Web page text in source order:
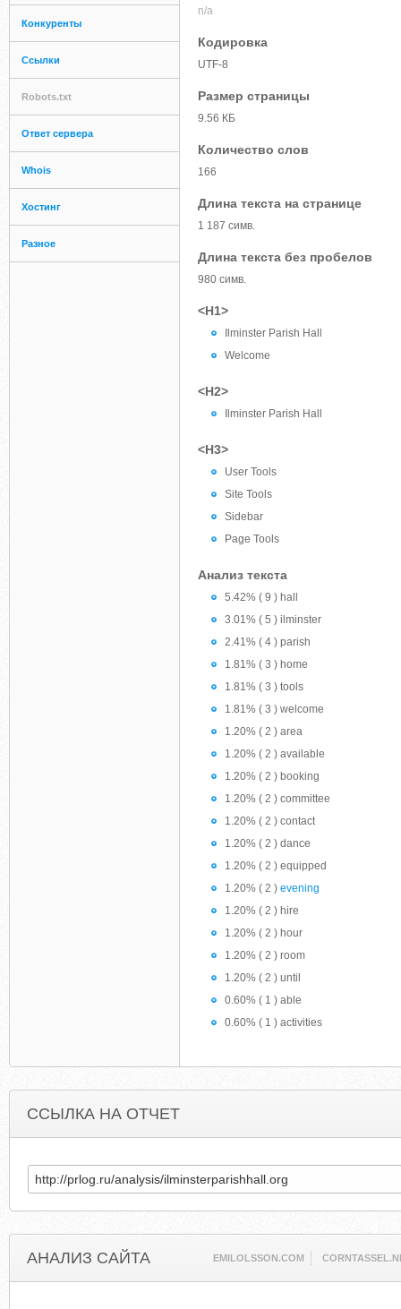
Конкуренты
Ссылки
Robots.txt
Ответ сервера
Whois
Хостинг
Разное
n/a
Кодировка
UTF-8
Размер страницы
9.56 КБ
Количество слов
166
Длина текста на странице
1 187 симв.
Длина текста без пробелов
980 симв.
<H1>
Ilminster Parish Hall
Welcome
<H2>
Ilminster Parish Hall
<H3>
User Tools
Site Tools
Sidebar
Page Tools
Анализ текста
5.42% ( 9 ) hall
3.01% ( 5 ) ilminster
2.41% ( 4 ) parish
1.81% ( 3 ) home
1.81% ( 3 ) tools
1.81% ( 3 ) welcome
1.20% ( 2 ) area
1.20% ( 2 ) available
1.20% ( 2 ) booking
1.20% ( 2 ) committee
1.20% ( 2 ) contact
1.20% ( 2 ) dance
1.20% ( 2 ) equipped
1.20% ( 2 ) evening
1.20% ( 2 ) hire
1.20% ( 2 ) hour
1.20% ( 2 ) room
1.20% ( 2 ) until
0.60% ( 1 ) able
0.60% ( 1 ) activities
ССЫЛКА НА ОТЧЕТ
АНАЛИЗ САЙТА EMILOLSSON.COM